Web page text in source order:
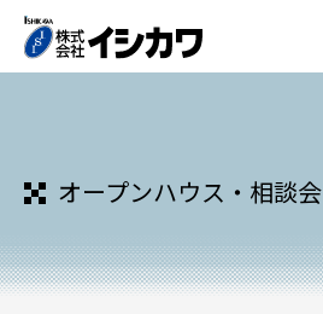
オープンハウス・相談会